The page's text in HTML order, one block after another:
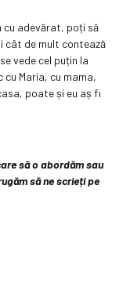
cu adevărat, poți să
cât de mult contează
vede cel puțin la
Maria, cu mama,
poate și eu aș fi
să o abordăm sau
să ne scrieți pe